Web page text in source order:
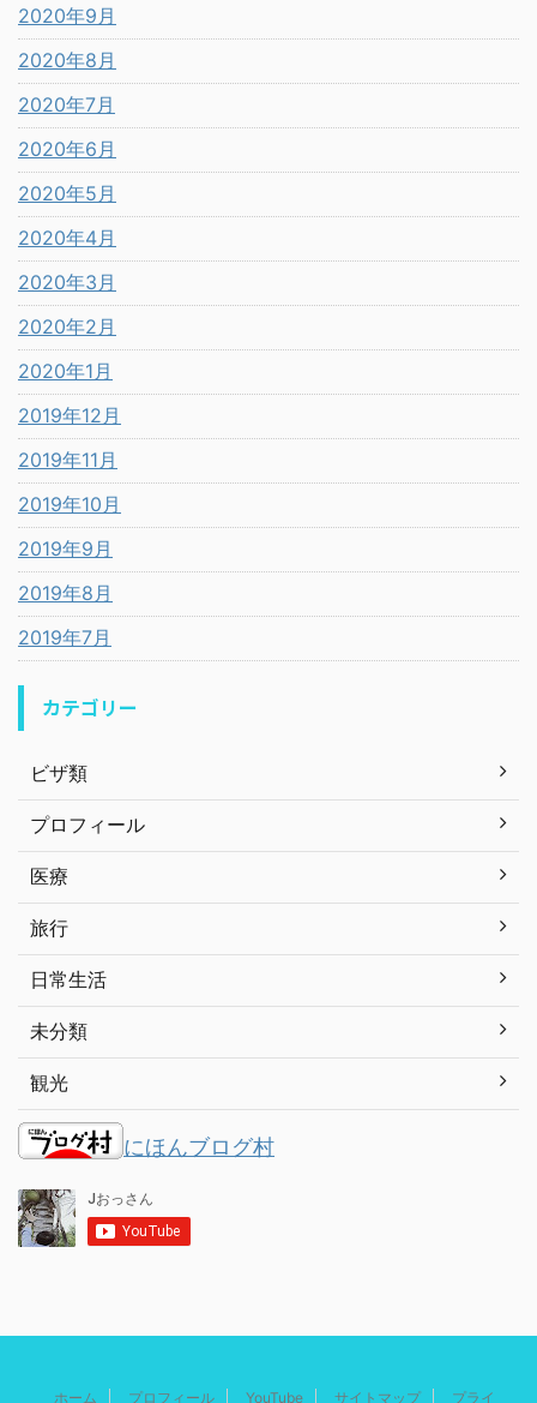
2020年9月
2020年8月
2020年7月
2020年6月
2020年5月
2020年4月
2020年3月
2020年2月
2020年1月
2019年12月
2019年11月
2019年10月
2019年9月
2019年8月
2019年7月
カテゴリー
ビザ類
プロフィール
医療
旅行
日常生活
未分類
観光
にほんブログ村
ホーム プロフィール YouTube サイトマップ プライ